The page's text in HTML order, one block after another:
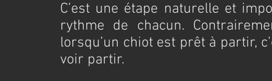
C’est une étape naturelle et
rythme de chacun.
lorsqu’un chiot est prêt à partir,
voir partir.